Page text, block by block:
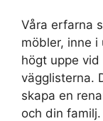
Våra erfarna
möbler, inne i
högt uppe
vägglisterna.
skapa en
och din familj.